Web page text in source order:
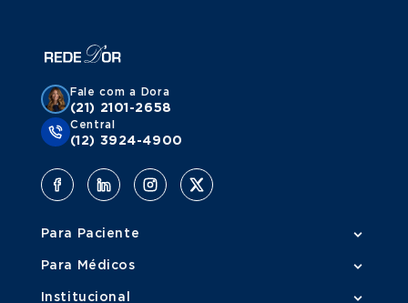
Fale com a Dora
(21) 2101-2658
Central
(12) 3924-4900
Para Paciente
Para Médicos
Institucional